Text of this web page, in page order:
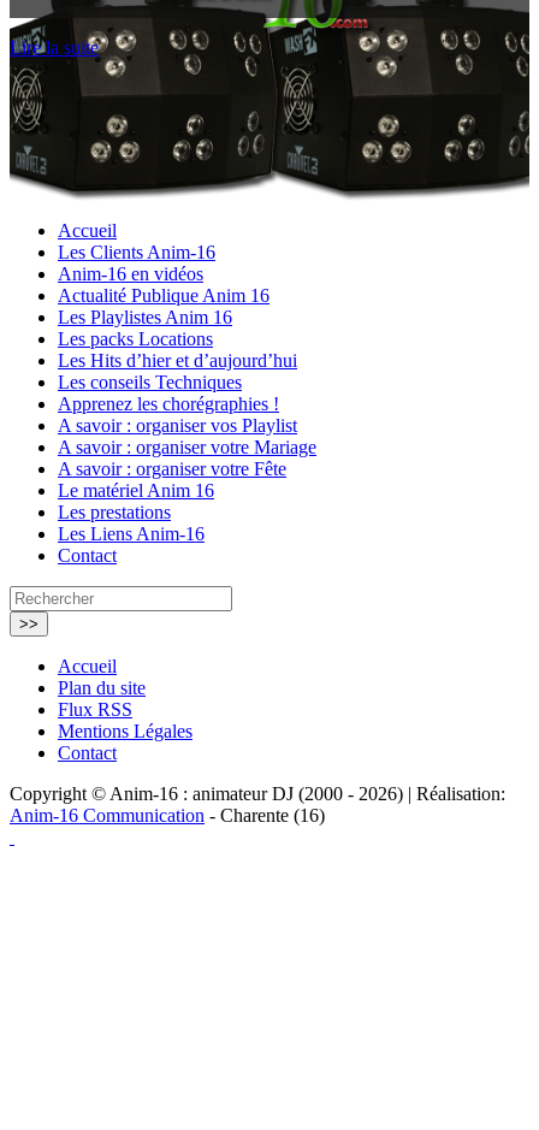
Lire la suite
Accueil
Les Clients Anim-16
Anim-16 en vidéos
Actualité Publique Anim 16
Les Playlistes Anim 16
Les packs Locations
Les Hits d’hier et d’aujourd’hui
Les conseils Techniques
Apprenez les chorégraphies !
A savoir : organiser vos Playlist
A savoir : organiser votre Mariage
A savoir : organiser votre Fête
Le matériel Anim 16
Les prestations
Les Liens Anim-16
Contact
Accueil
Plan du site
Flux RSS
Mentions Légales
Contact
Copyright © Anim-16 : animateur DJ (2000 - 2026) | Réalisation:
Anim-16 Communication - Charente (16)